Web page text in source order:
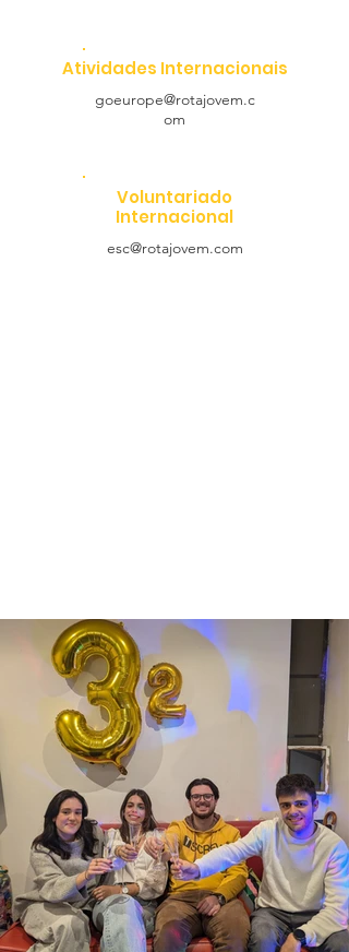
Atividades Internacionais
goeurope@rotajovem.c
om
Voluntariado
Internacional
esc@rotajovem.com